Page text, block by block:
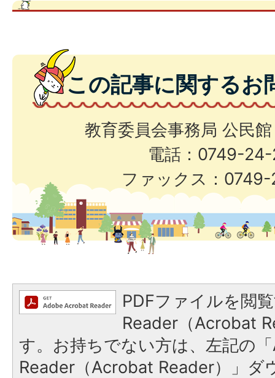
この記事に関するお
教育委員会事務局 公民
電話：0749-
ファックス：
PDFファイルを閲
Reader（Acrobat
す。お持ちでない方は、左記の
Reader（Acrobat Reader）」ダ